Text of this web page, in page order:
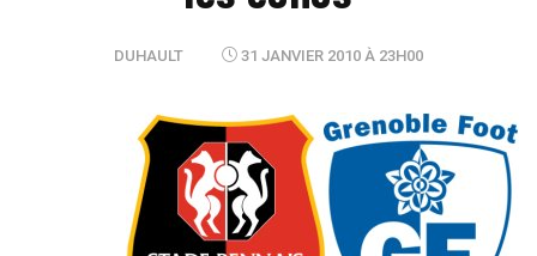
DUHAULT 31 JANVIER 2010 À 23H00